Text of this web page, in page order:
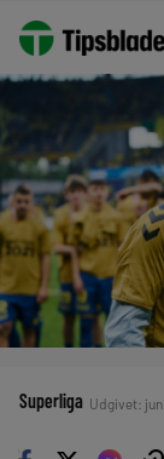
Superliga Udgivet: